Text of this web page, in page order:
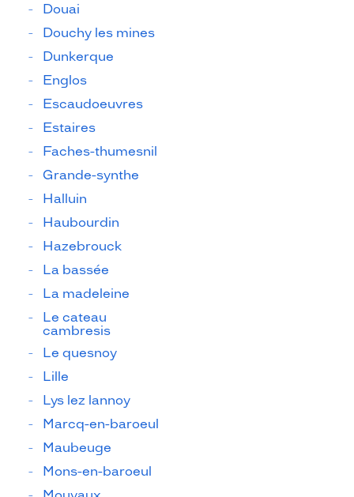
Douai
Douchy les mines
Dunkerque
Englos
Escaudoeuvres
Estaires
Faches-thumesnil
Grande-synthe
Halluin
Haubourdin
Hazebrouck
La bassée
La madeleine
Le cateau
cambresis
Le quesnoy
Lille
Lys lez lannoy
Marcq-en-baroeul
Maubeuge
Mons-en-baroeul